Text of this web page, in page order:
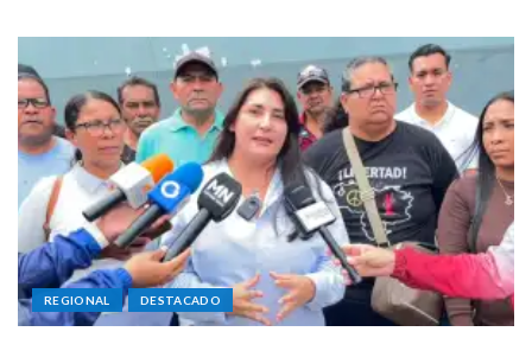
REGIONAL DESTACADO